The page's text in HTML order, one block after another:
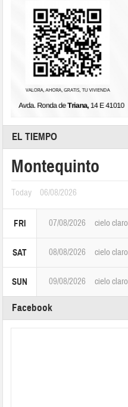
EL TIEMPO
Montequinto
Today 06/08/2026
FRI 07/08/2026 cielo claro
SAT 08/08/2026 cielo claro
SUN 09/08/2026 cielo claro
Facebook